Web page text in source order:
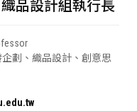
品設計組執行長
劃、織品設計、創意思